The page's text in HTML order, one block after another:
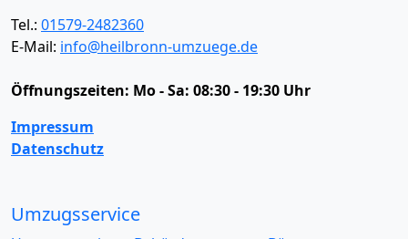
Tel.: 01579-2482360
E-Mail: info@heilbronn-umzuege.de
Öffnungszeiten: Mo - Sa: 08:30 - 19:30 Uhr
Impressum
Datenschutz
Umzugsservice